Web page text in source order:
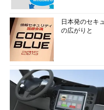
日本発のセキ
の広がりと